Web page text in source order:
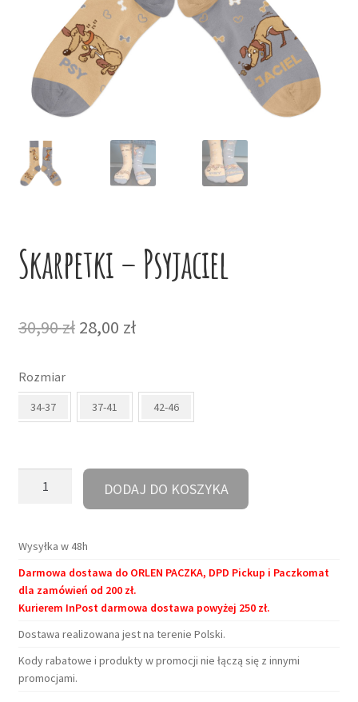
Niskie ceny
Konto
Skarpetki – Psyjaciel
30,90zł Pierwotna
30,90 zł.
28,00 złAktualna
28,00 zł.
Rozmiar
34-37 37-41 42-46
DODAJ DO KOSZYKA
Wysyłka w 48h
Darmowa dostawa do ORLEN PACZKA, DPD Pickup i Paczkomat
dla zamówień od 200 zł.
Kurierem InPost darmowa dostawa powyżej 250 zł.
Dostawa realizowana jest na terenie Polski.
Kody rabatowe i produkty w promocji nie łączą się z innymi
promocjami.